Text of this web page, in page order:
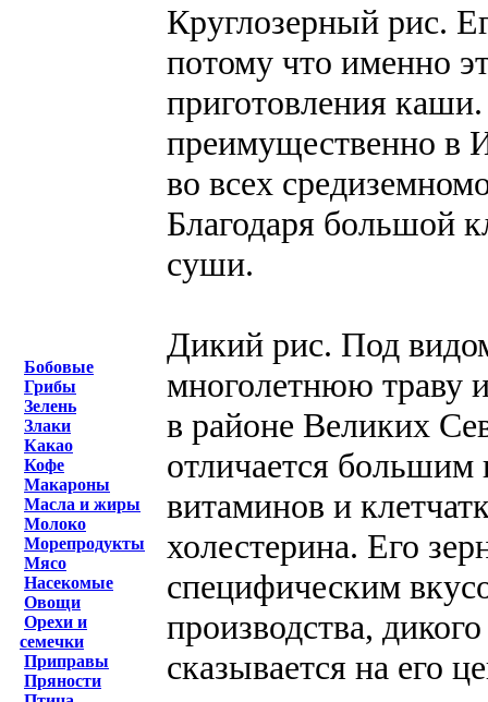
Бобовые
Грибы
Зелень
Злаки
Какао
Кофе
Макароны
Масла и жиры
Молоко
Морепродукты
Мясо
Насекомые
Овощи
Орехи и
семечки
Приправы
Пряности
Круглозерный рис.
потому что именно
приготовления
преимущественно в
во всех
Благодаря большой
суши.
Дикий рис. Под
многолетнюю траву
в районе Великих
отличается большим
витаминов и
холестерина. Его
специфическим
производства,
сказывается на его